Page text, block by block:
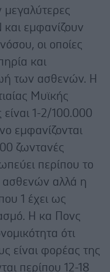
μεγαλύτερες
εμφανίζουν
οι οποίες
και
των ασθενών. Η
Μυϊκής
1-2/100.000
εμφανίζονται
ζωντανές
περίπου το
αλλά η
1 έχει ως
Η κα Πονς
ότι
είναι φορέας της
περίπου 12-18